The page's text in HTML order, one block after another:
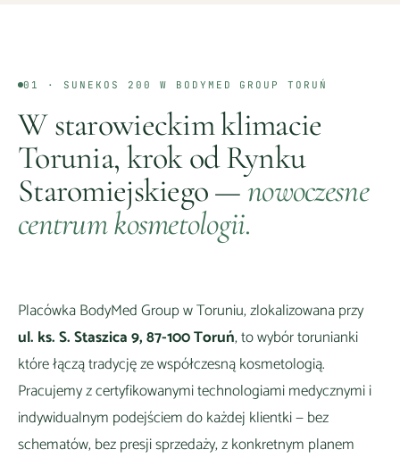
01 · SUNEKOS 200 W BODYMED GROUPTORUŃ
W starowieckim klimacie
Torunia, krok od Rynku
Staromiejskiego—nowoczesne
centrum kosmetologii.
Placówka BodyMed Group wToruniu, zlokalizowana przy
ul. ks. S. Staszica 9, 87-100 Toruń, to wybórtorunianki
które łączą tradycję ze współczesną kosmetologią.
Pracujemy z certyfikowanymi technologiami medycznymi i
indywidualnym podejściem do każdej klientki — bez
schematów, bez presji sprzedaży, z konkretnym planem